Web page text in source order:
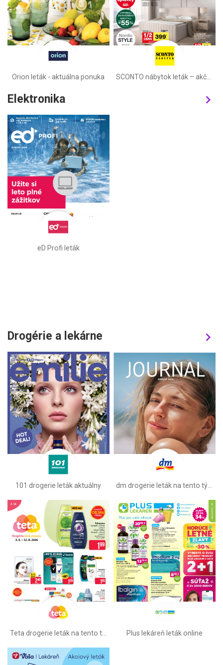
Orion leták - aktuálna ponuka
Elektronika
eD Profi leták
Drogérie a lekárne
101 drogerie leták aktuálny
Plus lekáreň leták online